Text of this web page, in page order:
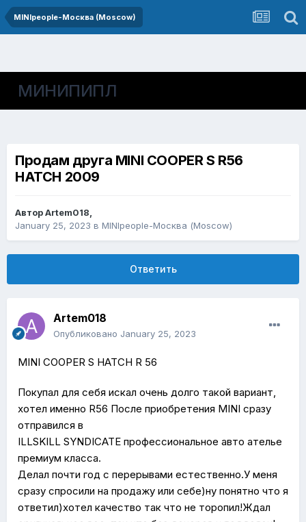
MINIpeople-Москва (Moscow)
МИНИПИПЛ
Продам друга MINI COOPER S R56
HATCH 2009
АвторArtem018,
January 25, 2023 в MINIpeople-Москва (Moscow)
Ответить
Artem018
Опубликовано January 25, 2023
MINI COOPER S HATCH R 56
Покупал для себя искал очень долго такой вариант,
хотел именно R56 После приобретения MINI сразу
отправился в
ILLSKILL SYNDICATE профессиональное авто ателье
премиум класса.
Делал почти год с перерывами естественно.У меня
сразу спросили на продажу или себе)ну понятно что я
ответил)хотел качество так что не торопил!Ждал